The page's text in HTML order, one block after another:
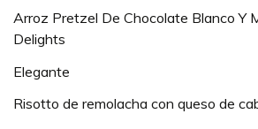
Arroz Pretzel De Chocolate Blanco Y
Delights
Elegante
Risotto de remolacha con queso de